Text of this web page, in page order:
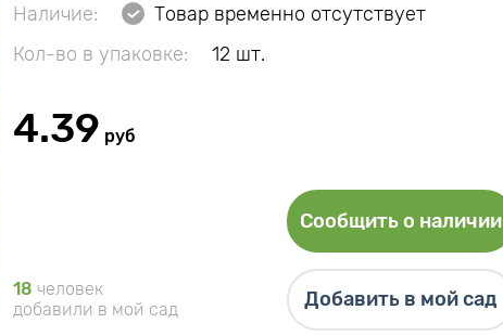
Наличие:
Товар временно отсутствует
Кол-во в упаковке:
12 шт.
4.39 руб
Сообщить о наличии
18 человек
добавили в мой сад
Добавить в мой сад